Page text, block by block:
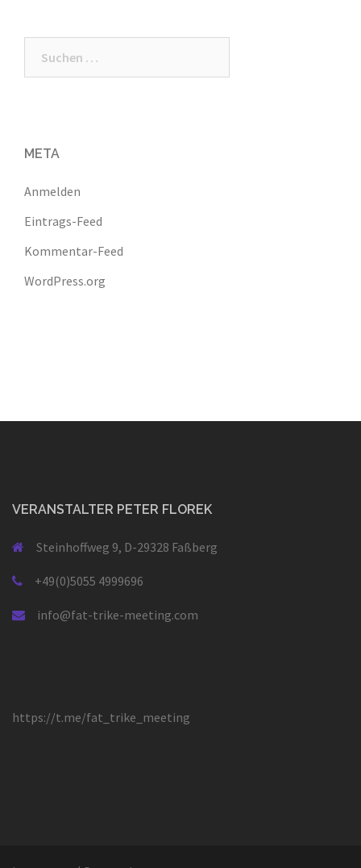
META
Anmelden
Eintrags-Feed
Kommentar-Feed
WordPress.org
VERANSTALTER PETER FLOREK
Steinhoffweg 9, D-29328 Faßberg
+49(0)5055 4999696
info@fat-trike-meeting.com
https://t.me/fat_trike_meeting